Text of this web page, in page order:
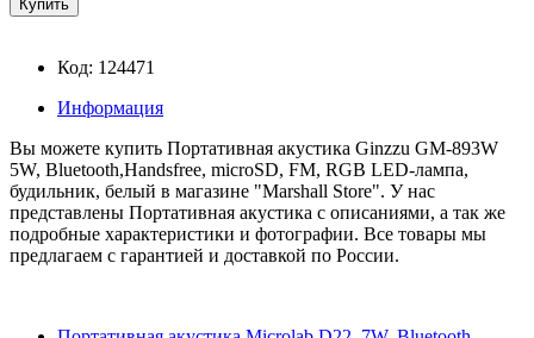
Код: 124471
Информация
Вы можете купить Портативная акустика Ginzzu GM-893W
5W, Bluetooth,Handsfree, microSD, FM, RGB LED-лампа,
будильник, белый в магазине "Marshall Store". У нас
представлены Портативная акустика с описаниями, а так же
подробные характеристики и фотографии. Все товары мы
предлагаем с гарантией и доставкой по России.